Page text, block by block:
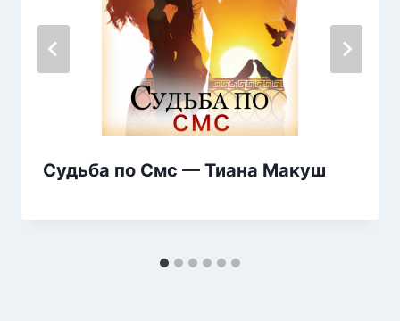
Судьба по Смс — Тиана Макуш